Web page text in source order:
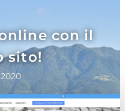
con il
sito!